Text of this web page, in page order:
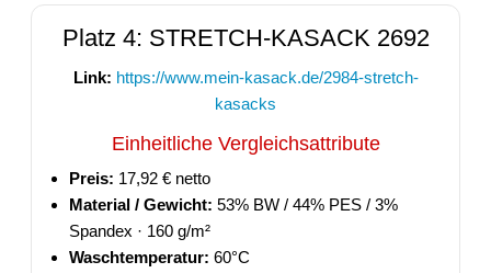
Platz 4: STRETCH-KASACK 2692
Link: https://www.mein-kasack.de/2984-stretch-
kasacks
Einheitliche Vergleichsattribute
Preis: 17,92 € netto
Material / Gewicht: 53% BW / 44% PES / 3%
Spandex · 160 g/m²
Waschtemperatur: 60°C